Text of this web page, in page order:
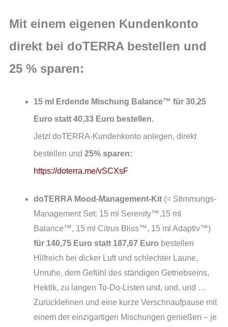
Mit einem eigenen Kundenkonto
direkt bei doTERRA bestellen und
25 % sparen:
15 ml Erdende Mischung Balance™ für 30,25
Euro statt 40,33 Euro bestellen.
Jetzt doTERRA-Kundenkonto anlegen, direkt
bestellen und 25% sparen:
https://doterra.me/vSCXsF
doTERRA Mood-Management-Kit (= Stimmungs-
Management Set: 15 ml Serenity™,15 ml
Balance™, 15 ml Citrus Bliss™, 15 ml Adaptiv™)
für 140,75 Euro statt 187,67 Euro bestellen
Hilfreich bei dicker Luft und schlechter Laune,
Unruhe, dem Gefühl des ständigen Getriebseins,
Hektik, zu langen To-Do-Listen und, und, und …
Zurücklehnen und eine kurze Verschnaufpause mit
einem der einzigartigen Mischungen genießen – je